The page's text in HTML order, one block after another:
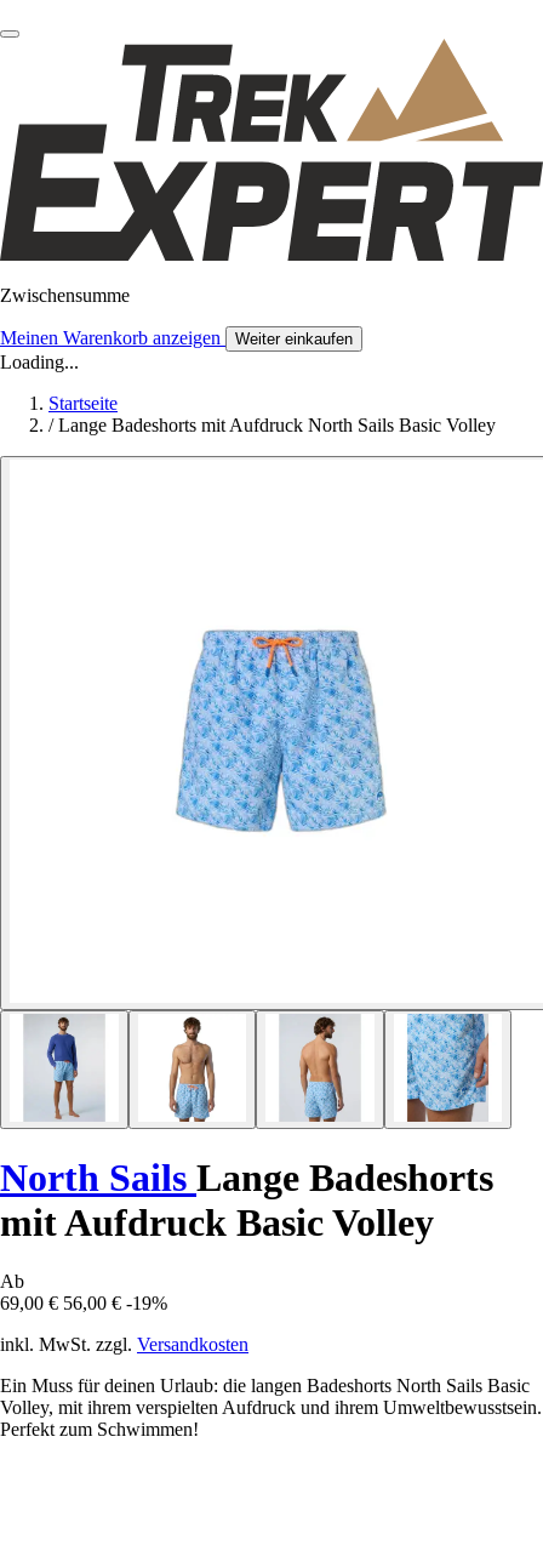
Zwischensumme
Meinen Warenkorb anzeigen Weiter einkaufen
Loading...
Startseite
/ Lange Badeshorts mit Aufdruck North Sails Basic Volley
North Sails Lange Badeshorts
mit Aufdruck Basic Volley
Ab
69,00 € 56,00 € -19%
inkl. MwSt. zzgl. Versandkosten
Ein Muss für deinen Urlaub: die langen Badeshorts North Sails Basic
Volley, mit ihrem verspielten Aufdruck und ihrem Umweltbewusstsein.
Perfekt zum Schwimmen!